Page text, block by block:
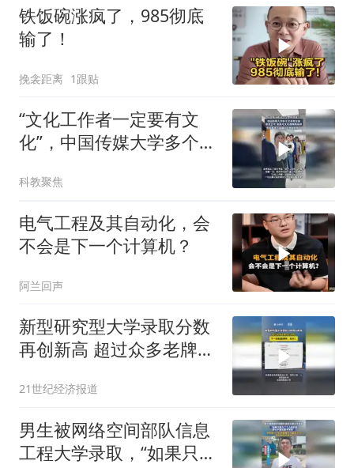
铁饭碗涨疯了，985彻底
输了！
挽衾距离 1跟贴
“文化工作者一定要有文
化”，中国传媒大学多个艺
高考文化课成绩录取
科教聚焦
电气工程及其自动化，会
不会是下一个计算机？
阿兰回声
新型研究型大学录取分数
再创新高 超过众多老牌
华、北大？
21世纪经济报道
男生被网络空间部队信息
工程大学录取，“如果只是